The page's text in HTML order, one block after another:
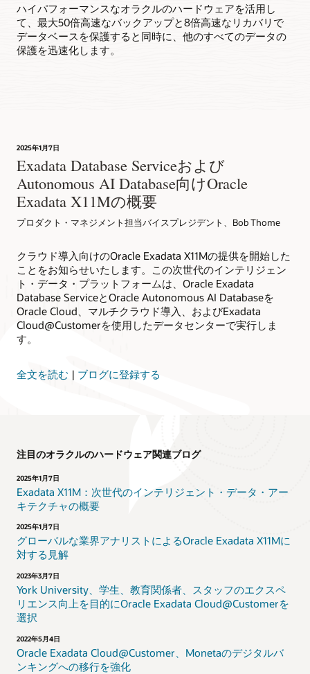
ハイパフォーマンスなオラクルのハードウェアを活用し
て、最大50倍高速なバックアップと8倍高速なリカバリで
データベースを保護すると同時に、他のすべてのデータの
保護を迅速化します。
2025年1月7日
Exadata Database Serviceおよび
Autonomous AI Database向けOracle
Exadata X11Mの概要
プロダクト・マネジメント担当バイスプレジデント、Bob Thome
クラウド導入向けのOracle Exadata X11Mの提供を開始した
ことをお知らせいたします。この次世代のインテリジェン
ト・データ・プラットフォームは、Oracle Exadata
Database ServiceとOracle Autonomous AI Databaseを
Oracle Cloud、マルチクラウド導入、およびExadata
Cloud@Customerを使用したデータセンターで実行しま
す。
全文を読む | ブログに登録する
注目のオラクルのハードウェア関連ブログ
2025年1月7日
Exadata X11M：次世代のインテリジェント・データ・アー
キテクチャの概要
2025年1月7日
グローバルな業界アナリストによるOracle Exadata X11Mに
対する見解
2023年3月7日
York University、学生、教育関係者、スタッフのエクスペ
リエンス向上を目的にOracle Exadata Cloud@Customerを
選択
2022年5月4日
Oracle Exadata Cloud@Customer、Monetaのデジタルバ
ンキングへの移行を強化